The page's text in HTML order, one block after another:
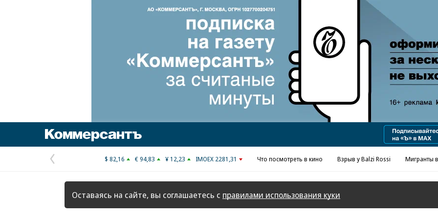
Реклама в «Ъ» www.kommersant.ru/ad
Предыдущая
страница
$ 82,16 € 94,83 ¥ 12,23 IMOEX 2281,31 Что посмотреть в кино Взрыв у Balzi Rossi Мигранты
Оставаясь на сайте, вы соглашаетесь с правилами использования куки